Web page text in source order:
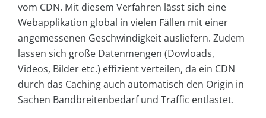
vom CDN. Mit diesem Verfahren lässt sich eine
Webapplikation global in vielen Fällen mit einer
angemessenen Geschwindigkeit ausliefern. Zudem
lassen sich große Datenmengen (Dowloads,
Videos, Bilder etc.) effizient verteilen, da ein CDN
durch das Caching auch automatisch den Origin in
Sachen Bandbreitenbedarf und Traffic entlastet.